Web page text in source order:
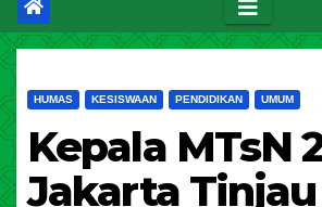
HUMAS KESISWAAN PENDIDIKAN UMUM
Kepala MTsN
Jakarta Tinjau